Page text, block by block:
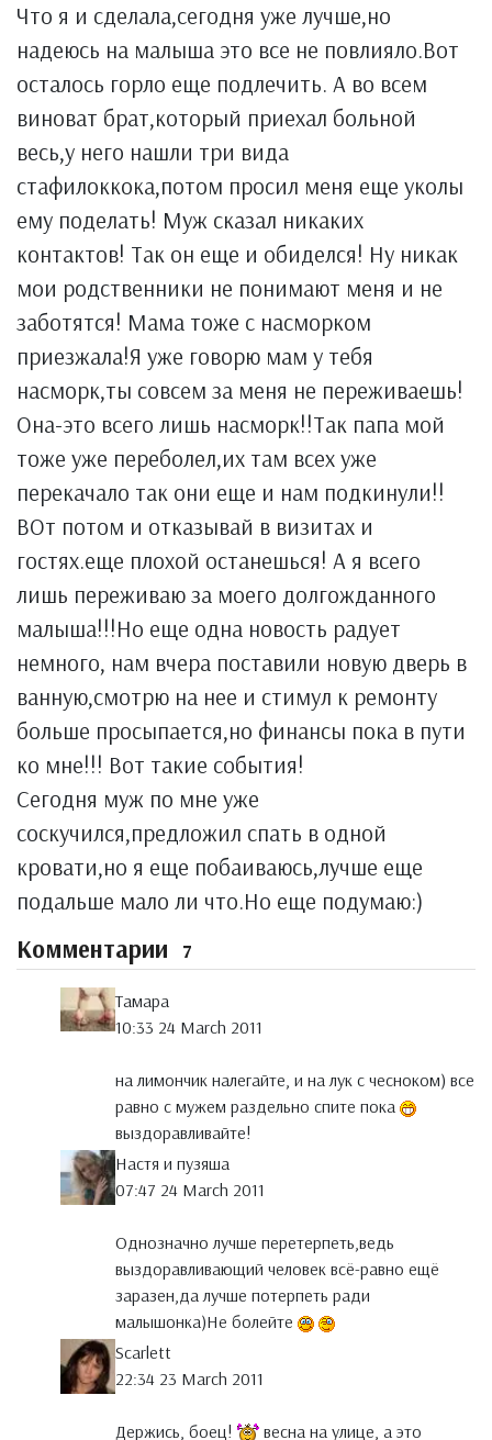
Что я и сделала,сегодня уже лучше,но
надеюсь на малыша это все не повлияло.Вот
осталось горло еще подлечить. А во всем
виноват брат,который приехал больной
весь,у него нашли три вида
стафилоккока,потом просил меня еще уколы
ему поделать! Муж сказал никаких
контактов! Так он еще и обиделся! Ну никак
мои родственники не понимают меня и не
заботятся! Мама тоже с насморком
приезжала!Я уже говорю мам у тебя
насморк,ты совсем за меня не переживаешь!
Она-это всего лишь насморк!!Так папа мой
тоже уже переболел,их там всех уже
перекачало так они еще и нам подкинули!!
ВОт потом и отказывай в визитах и
гостях.еще плохой останешься! А я всего
лишь переживаю за моего долгожданного
малыша!!!Но еще одна новость радует
немного, нам вчера поставили новую дверь в
ванную,смотрю на нее и стимул к ремонту
больше просыпается,но финансы пока в пути
ко мне!!! Вот такие события!
Сегодня муж по мне уже
соскучился,предложил спать в одной
кровати,но я еще побаиваюсь,лучше еще
подальше мало ли что.Но еще подумаю:)
Комментарии 7
Тамара
10:33 24 March 2011
на лимончик налегайте, и на лук с чесноком) все
равно с мужем раздельно спите пока
выздоравливайте!
Настя и пузяша
07:47 24 March 2011
Однозначно лучше перетерпеть,ведь
выздоравливающий человек всё-равно ещё
заразен,да лучше потерпеть ради
малышонка)Не болейте
Scarlett
22:34 23 March 2011
Держись, боец! весна на улице, а это